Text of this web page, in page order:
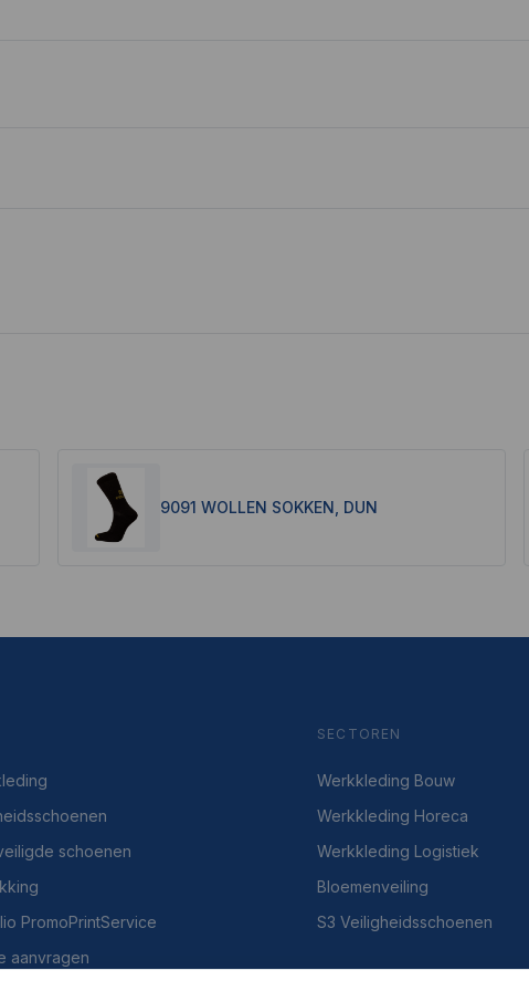
9091 WOLLEN SOKKEN, DUN
schoenen
PromoPrintService
aanvragen
SECTOREN
Werkkleding Bouw
Werkkleding Horeca
Werkkleding Logistiek
Bloemenveiling
S3 Veiligheidsschoenen